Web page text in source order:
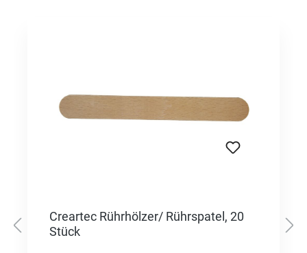
Creartec Rührhölzer/ Rührspatel, 20
Stück